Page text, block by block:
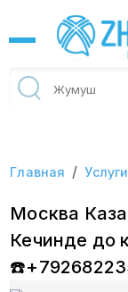
Главная / Услуги
Москва
Кечинде до